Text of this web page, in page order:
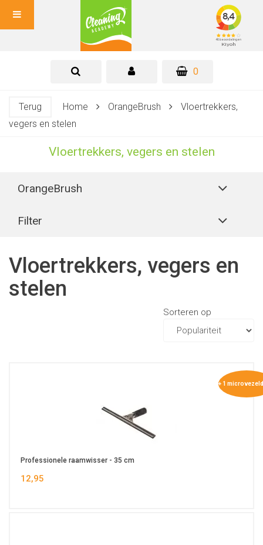
0
Terug Home OrangeBrush
Vloertrekkers,
vegers en stelen
Vloertrekkers, vegers en stelen
OrangeBrush
Filter
Vloertrekkers, vegers en
stelen
Sorteren op
+ 1
Professionele raamwisser - 35 cm
12,95